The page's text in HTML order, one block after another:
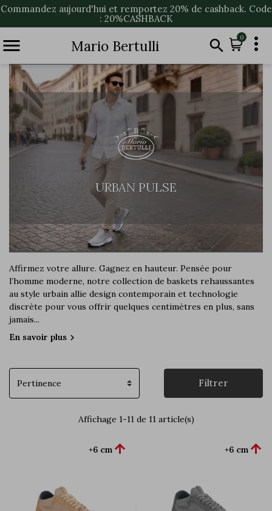
Commandez aujourd'hui et remportez 20% de cashback. Code
: 20%CASHBACK
 Mario Bertulli  0 
URBAN PULSE
Affirmez votre allure. Gagnez en hauteur. Pensée pour
l’homme moderne, notre collection de baskets rehaussantes
au style urbain allie design contemporain et technologie
discrète pour vous offrir quelques centimètres en plus, sans
jamais...
En savoir plus chevron_right
Filtrer
Affichage 1-11 de 11 article(s)
+6 cm  +6 cm 